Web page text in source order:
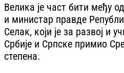
Велика је част бити међу
и министар правде
Селак, који је за развој и
Србије и Српске примио
степена.